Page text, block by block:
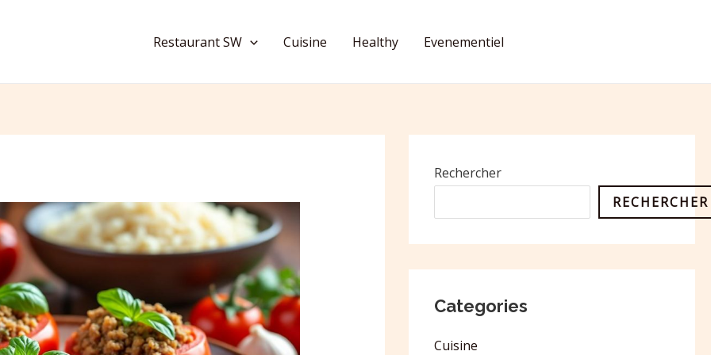
Restaurant SW Cuisine Healthy Evenementiel
Rechercher
RECHERCHER
Categories
Cuisine